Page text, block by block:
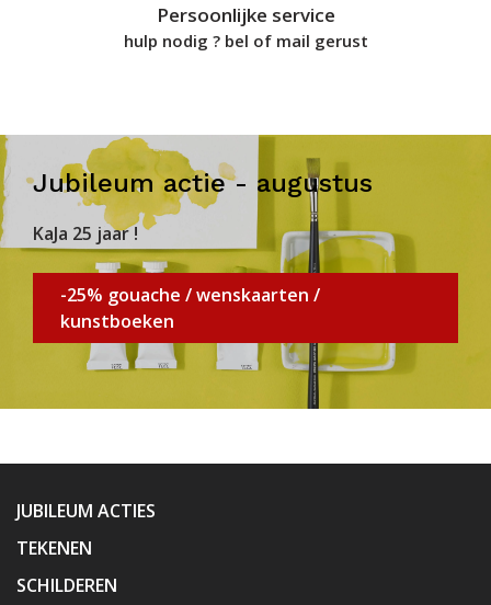
Persoonlijke service
hulp nodig ? bel of mail gerust
Jubileum actie - augustus
KaJa 25 jaar !
-25% gouache / wenskaarten /
kunstboeken
JUBILEUM ACTIES
TEKENEN
SCHILDEREN